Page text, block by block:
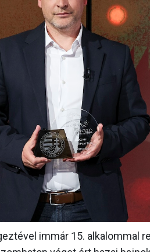
immár 15. alkalommal